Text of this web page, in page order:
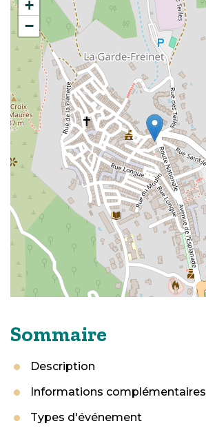
Sommaire
Description
Informations complémentaires
Types d'événement
+
−